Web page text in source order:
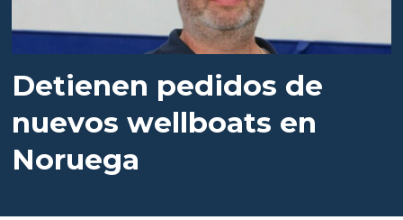
Detienen pedidos de
nuevos wellboats en
Noruega